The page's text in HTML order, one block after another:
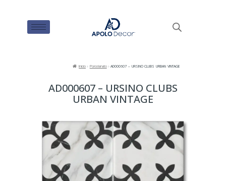
Inicio Porcelanato AD000607 – URSINO CLUBS URBAN VINTAGE
AD000607 – URSINO CLUBS
URBAN VINTAGE